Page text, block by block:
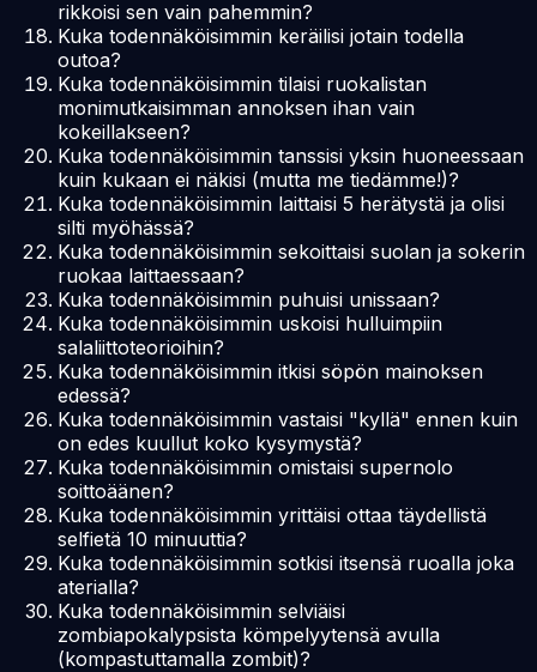
rikkoisi sen vain pahemmin?
Kuka todennäköisimmin keräilisi jotain todella
outoa?
Kuka todennäköisimmin tilaisi ruokalistan
monimutkaisimman annoksen ihan vain
kokeillakseen?
Kuka todennäköisimmin tanssisi yksin huoneessaan
kuin kukaan ei näkisi (mutta me tiedämme!)?
Kuka todennäköisimmin laittaisi 5 herätystä ja olisi
silti myöhässä?
Kuka todennäköisimmin sekoittaisi suolan ja sokerin
ruokaa laittaessaan?
Kuka todennäköisimmin puhuisi unissaan?
Kuka todennäköisimmin uskoisi hulluimpiin
salaliittoteorioihin?
Kuka todennäköisimmin itkisi söpön mainoksen
edessä?
Kuka todennäköisimmin vastaisi "kyllä" ennen kuin
on edes kuullut koko kysymystä?
Kuka todennäköisimmin omistaisi supernolo
soittoäänen?
Kuka todennäköisimmin yrittäisi ottaa täydellistä
selfietä 10 minuuttia?
Kuka todennäköisimmin sotkisi itsensä ruoalla joka
aterialla?
Kuka todennäköisimmin selviäisi
zombiapokalypsista kömpelyytensä avulla
(kompastuttamalla zombit)?